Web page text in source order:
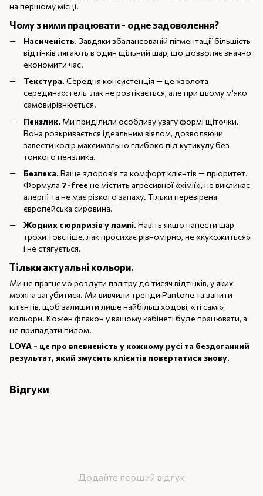
на першому місці.
Чому з ними працювати - одне задоволення?
Насиченість. Завдяки збалансованій пігментації більшість
відтінків лягають в один щільний шар, що дозволяє значно
економити час.
Текстура. Середня консистенція — це «золота
середина»: гель-лак не розтікається, але при цьому м'яко
самовирівнюється.
Пензлик. Ми приділили особливу увагу формі щіточки.
Вона розкривається ідеальним віялом, дозволяючи
завести колір максимально глибоко під кутикулу без
тонкого пензлика.
Безпека. Ваше здоров'я та комфорт клієнтів — пріоритет.
Формула 7-free не містить агресивної «хімії», не викликає
алергії та не має різкого запаху. Тільки перевірена
європейська сировина.
Жодних сюрпризів у лампі. Навіть якщо нанести шар
трохи товстіше, лак просихає рівномірно, не «кукожиться»
і не стягується.
Тільки актуальні кольори.
Ми не прагнемо роздути палітру до тисяч відтінків, у яких
можна загубитися. Ми вивчили тренди Pantone та запити
клієнтів, щоб залишити лише найбільш ходові, «ті самі»
кольори. Кожен флакон у вашому кабінеті буде працювати, а
не припадати пилом.
LOYA - це про впевненість у кожному русі та бездоганний
результат, який змусить клієнтів повертатися знову.
Відгуки
Додайте перший відгук